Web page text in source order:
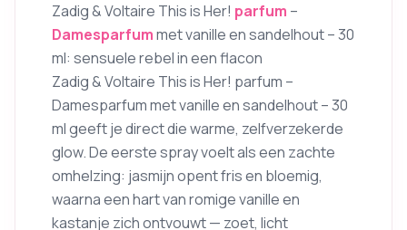
Zadig & Voltaire This is Her! parfum –
Damesparfummet vanille en sandelhout – 30
ml: sensuele rebel in een flacon
Zadig & Voltaire This is Her! parfum –
Damesparfum met vanille en sandelhout – 30
ml geeft je direct die warme, zelfverzekerde
glow. De eerste spray voelt als een zachte
omhelzing: jasmijn opent fris en bloemig,
waarna een hart van romige vanille en
kastanje zich ontvouwt — zoet, licht